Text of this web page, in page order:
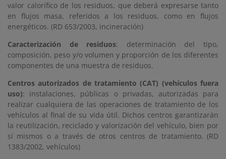
valor calorífico de los residuos, que deberá expresarse tanto
en flujos masa, referidos a los residuos, como en flujos
energéticos. (RD 653/2003, incineración)
Caracterización de residuos: determinación del tipo,
composición, peso y/o volumen y proporción de los diferentes
componentes de una muestra de residuos.
Centros autorizados de tratamiento (CAT) (vehículos fuera
uso): instalaciones, públicas o privadas, autorizadas para
realizar cualquiera de las operaciones de tratamiento de los
vehículos al final de su vida útil. Dichos centros garantizarán
la reutilización, reciclado y valorización del vehículo, bien por
sí mismos o a través de otros centros de tratamiento. (RD
1383/2002, vehículos)